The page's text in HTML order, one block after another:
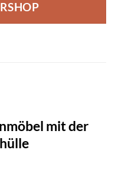
mit der